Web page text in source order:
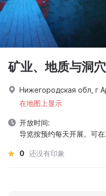
矿业、地质与洞
Нижегородская обл, г
在地图上显示
开放时间:
导览按预约每天开展。可
0 还没有印象